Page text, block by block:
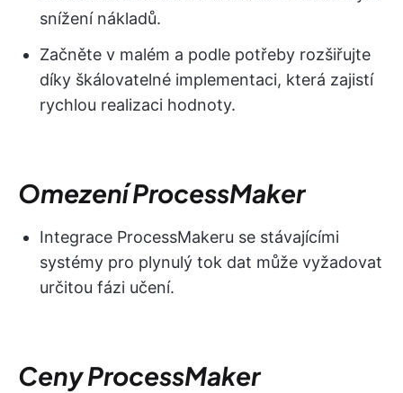
snížení nákladů.
Začněte v malém a podle potřeby rozšiřujte
díky škálovatelné implementaci, která zajistí
rychlou realizaci hodnoty.
Omezení ProcessMaker
Integrace ProcessMakeru se stávajícími
systémy pro plynulý tok dat může vyžadovat
určitou fázi učení.
Ceny ProcessMaker